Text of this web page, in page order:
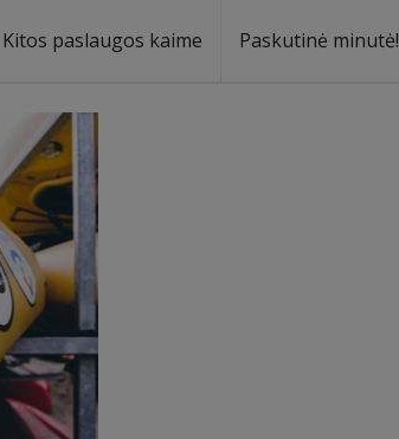
Kitos paslaugos kaime Paskutinė minutė!